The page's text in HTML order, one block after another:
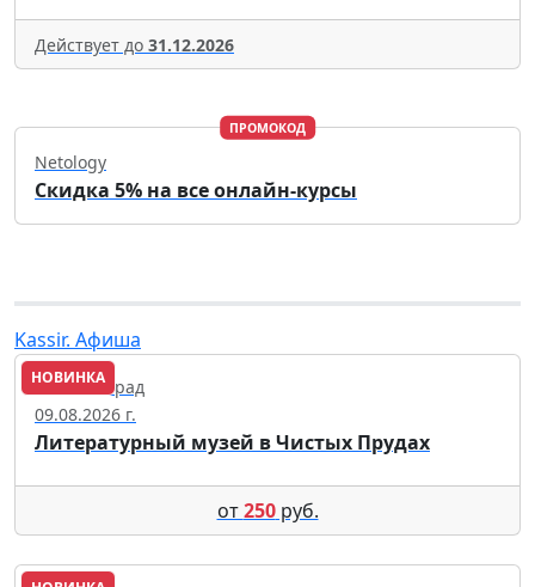
Действует до 31.12.2026
ПРОМОКОД
Netology
Скидка 5% на все онлайн-курсы
Kassir. Афиша
НОВИНКА
Калининград
09.08.2026 г.
Литературный музей в Чистых Прудах
от250руб.